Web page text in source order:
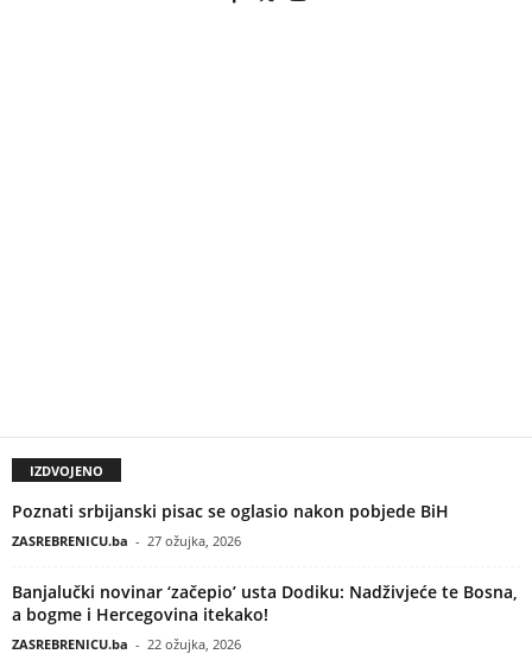
IZDVOJENO
Poznati srbijanski pisac se oglasio nakon pobjede BiH
ZASREBRENICU.ba - 27 ožujka, 2026
Banjalučki novinar ‘začepio’ usta Dodiku: Nadživjeće te Bosna,
a bogme i Hercegovina itekako!
ZASREBRENICU.ba - 22 ožujka, 2026